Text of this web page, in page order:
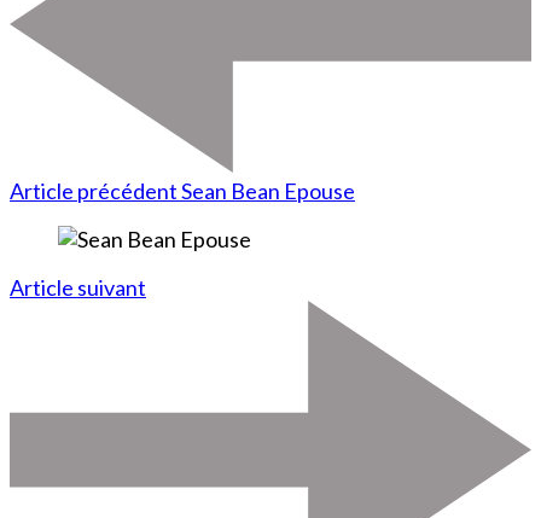
Article précédentSean Bean Epouse
Article suivant